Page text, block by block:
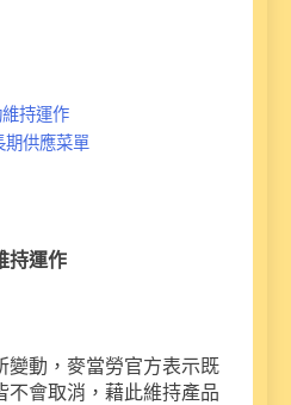
持運作
期供應菜單
持運作
變動，麥當勞官方表示既
不會取消，藉此維持產品